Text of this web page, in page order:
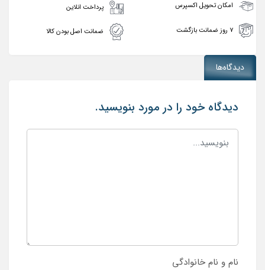
امکان تحویل اکسپرس پرداخت انلاین
۷ روز ضمانت بازگشت ضمانت اصل بودن کالا
دیدگاه‌ها
دیدگاه خود را در مورد بنویسید.
نام و نام خانوادگی